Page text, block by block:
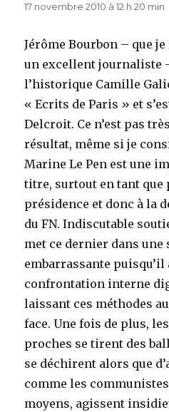
17 novembre 2010 à 12 h 20 min
Jérôme Bourbon – que
un excellent journaliste
l’historique Camille
« Ecrits de Paris » et
Delcroit. Ce n’est pas
résultat, même si je
Marine Le Pen est une
titre, surtout en tant que
présidence et donc à la
du FN. Indiscutable
met ce dernier dans
embarrassante
confrontation interne
laissant ces méthodes
face. Une fois de plus,
proches se tirent des
se déchirent alors que
comme les
moyens, agissent